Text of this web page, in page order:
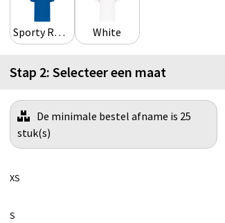
Sporty Royal Blue White
Stap 2: Selecteer een maat
De minimale bestel afname is 25
stuk(s)
XS
S